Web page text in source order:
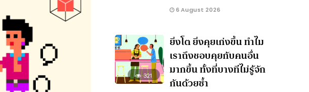
6 August 2026
321
ยิ่งโต ยิ่งคุยเก่งขึ้น ทำไม
เราถึงชอบคุยกับคนอื่น
มากขึ้น ทั้งที่บางทีไม่รู้จัก
กันด้วยซ้ำ